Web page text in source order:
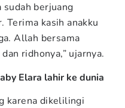
sudah berjuang
Terima kasih anakku
Allah bersama
ridhonya,” ujarnya.
Elara lahir ke dunia
karena dikelilingi